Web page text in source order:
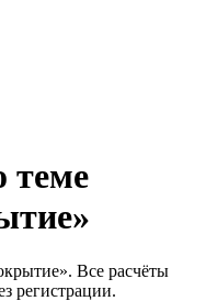
теме
Все расчёты
регистрации.